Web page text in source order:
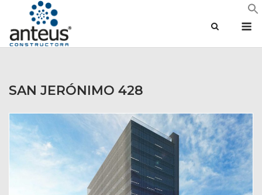
contenido
SAN JERÓNIMO 428